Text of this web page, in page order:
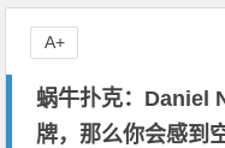
蜗牛扑克：Daniel
牌，那么你会感到
A+